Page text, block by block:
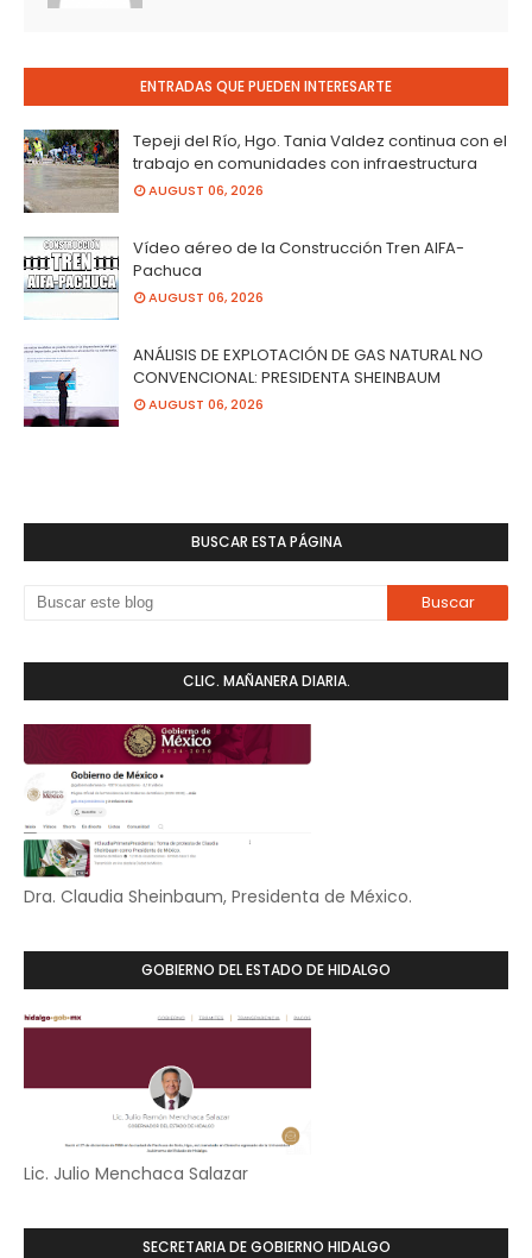
ENTRADAS QUE PUEDEN INTERESARTE
Tepeji del Río, Hgo. Tania Valdez continua con el
trabajo en comunidades con infraestructura
AUGUST 06, 2026
Vídeo aéreo de la Construcción Tren AIFA-
Pachuca
AUGUST 06, 2026
ANÁLISIS DE EXPLOTACIÓN DE GAS NATURAL NO
CONVENCIONAL: PRESIDENTA SHEINBAUM
AUGUST 06, 2026
BUSCAR ESTA PÁGINA
CLIC. MAÑANERA DIARIA.
Dra. Claudia Sheinbaum, Presidenta de México.
GOBIERNO DEL ESTADO DE HIDALGO
Lic. Julio Menchaca Salazar
SECRETARIA DE GOBIERNO HIDALGO